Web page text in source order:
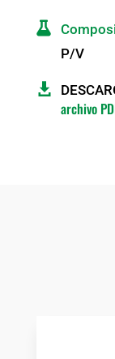

P/V

archivo